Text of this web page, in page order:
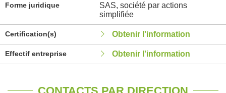
Forme juridique
SAS, société par actions
simplifiée
Certification(s) Obtenir l'information
Effectif entreprise Obtenir l'information